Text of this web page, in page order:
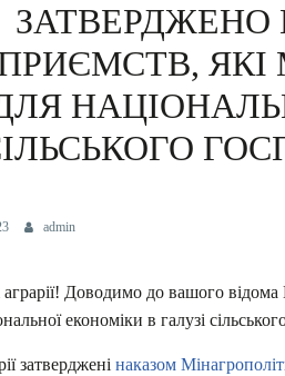
ЗАТВЕРДЖЕНО
admin
Доводимо до вашого відома
економіки в галузі
затверджені наказом